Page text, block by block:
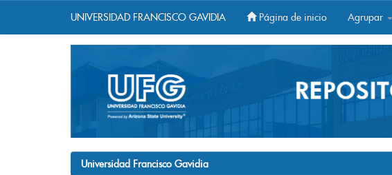
UNIVERSIDAD FRANCISCO GAVIDIA Página de inicio Agrupar
Universidad Francisco Gavidia